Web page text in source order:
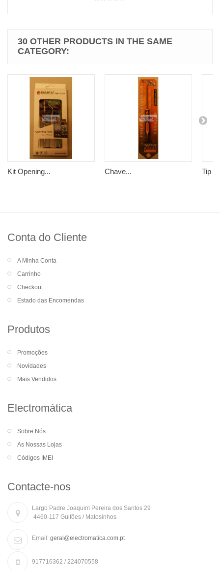
30 OTHER PRODUCTS IN THE SAME
CATEGORY:
Kit Opening... Chave... Tip
Conta do Cliente
A Minha Conta
Carrinho
Checkout
Estado das Encomendas
Produtos
Promoções
Novidades
Mais Vendidos
Electromática
Sobre Nós
As Nossas Lojas
Códigos IMEI
Contacte-nos
Largo Padre Joaquim Pereira dos Santos 29
4460-117 Guifões / Matosinhos
Email: geral@electromatica.com.pt
917716362 / 224070558